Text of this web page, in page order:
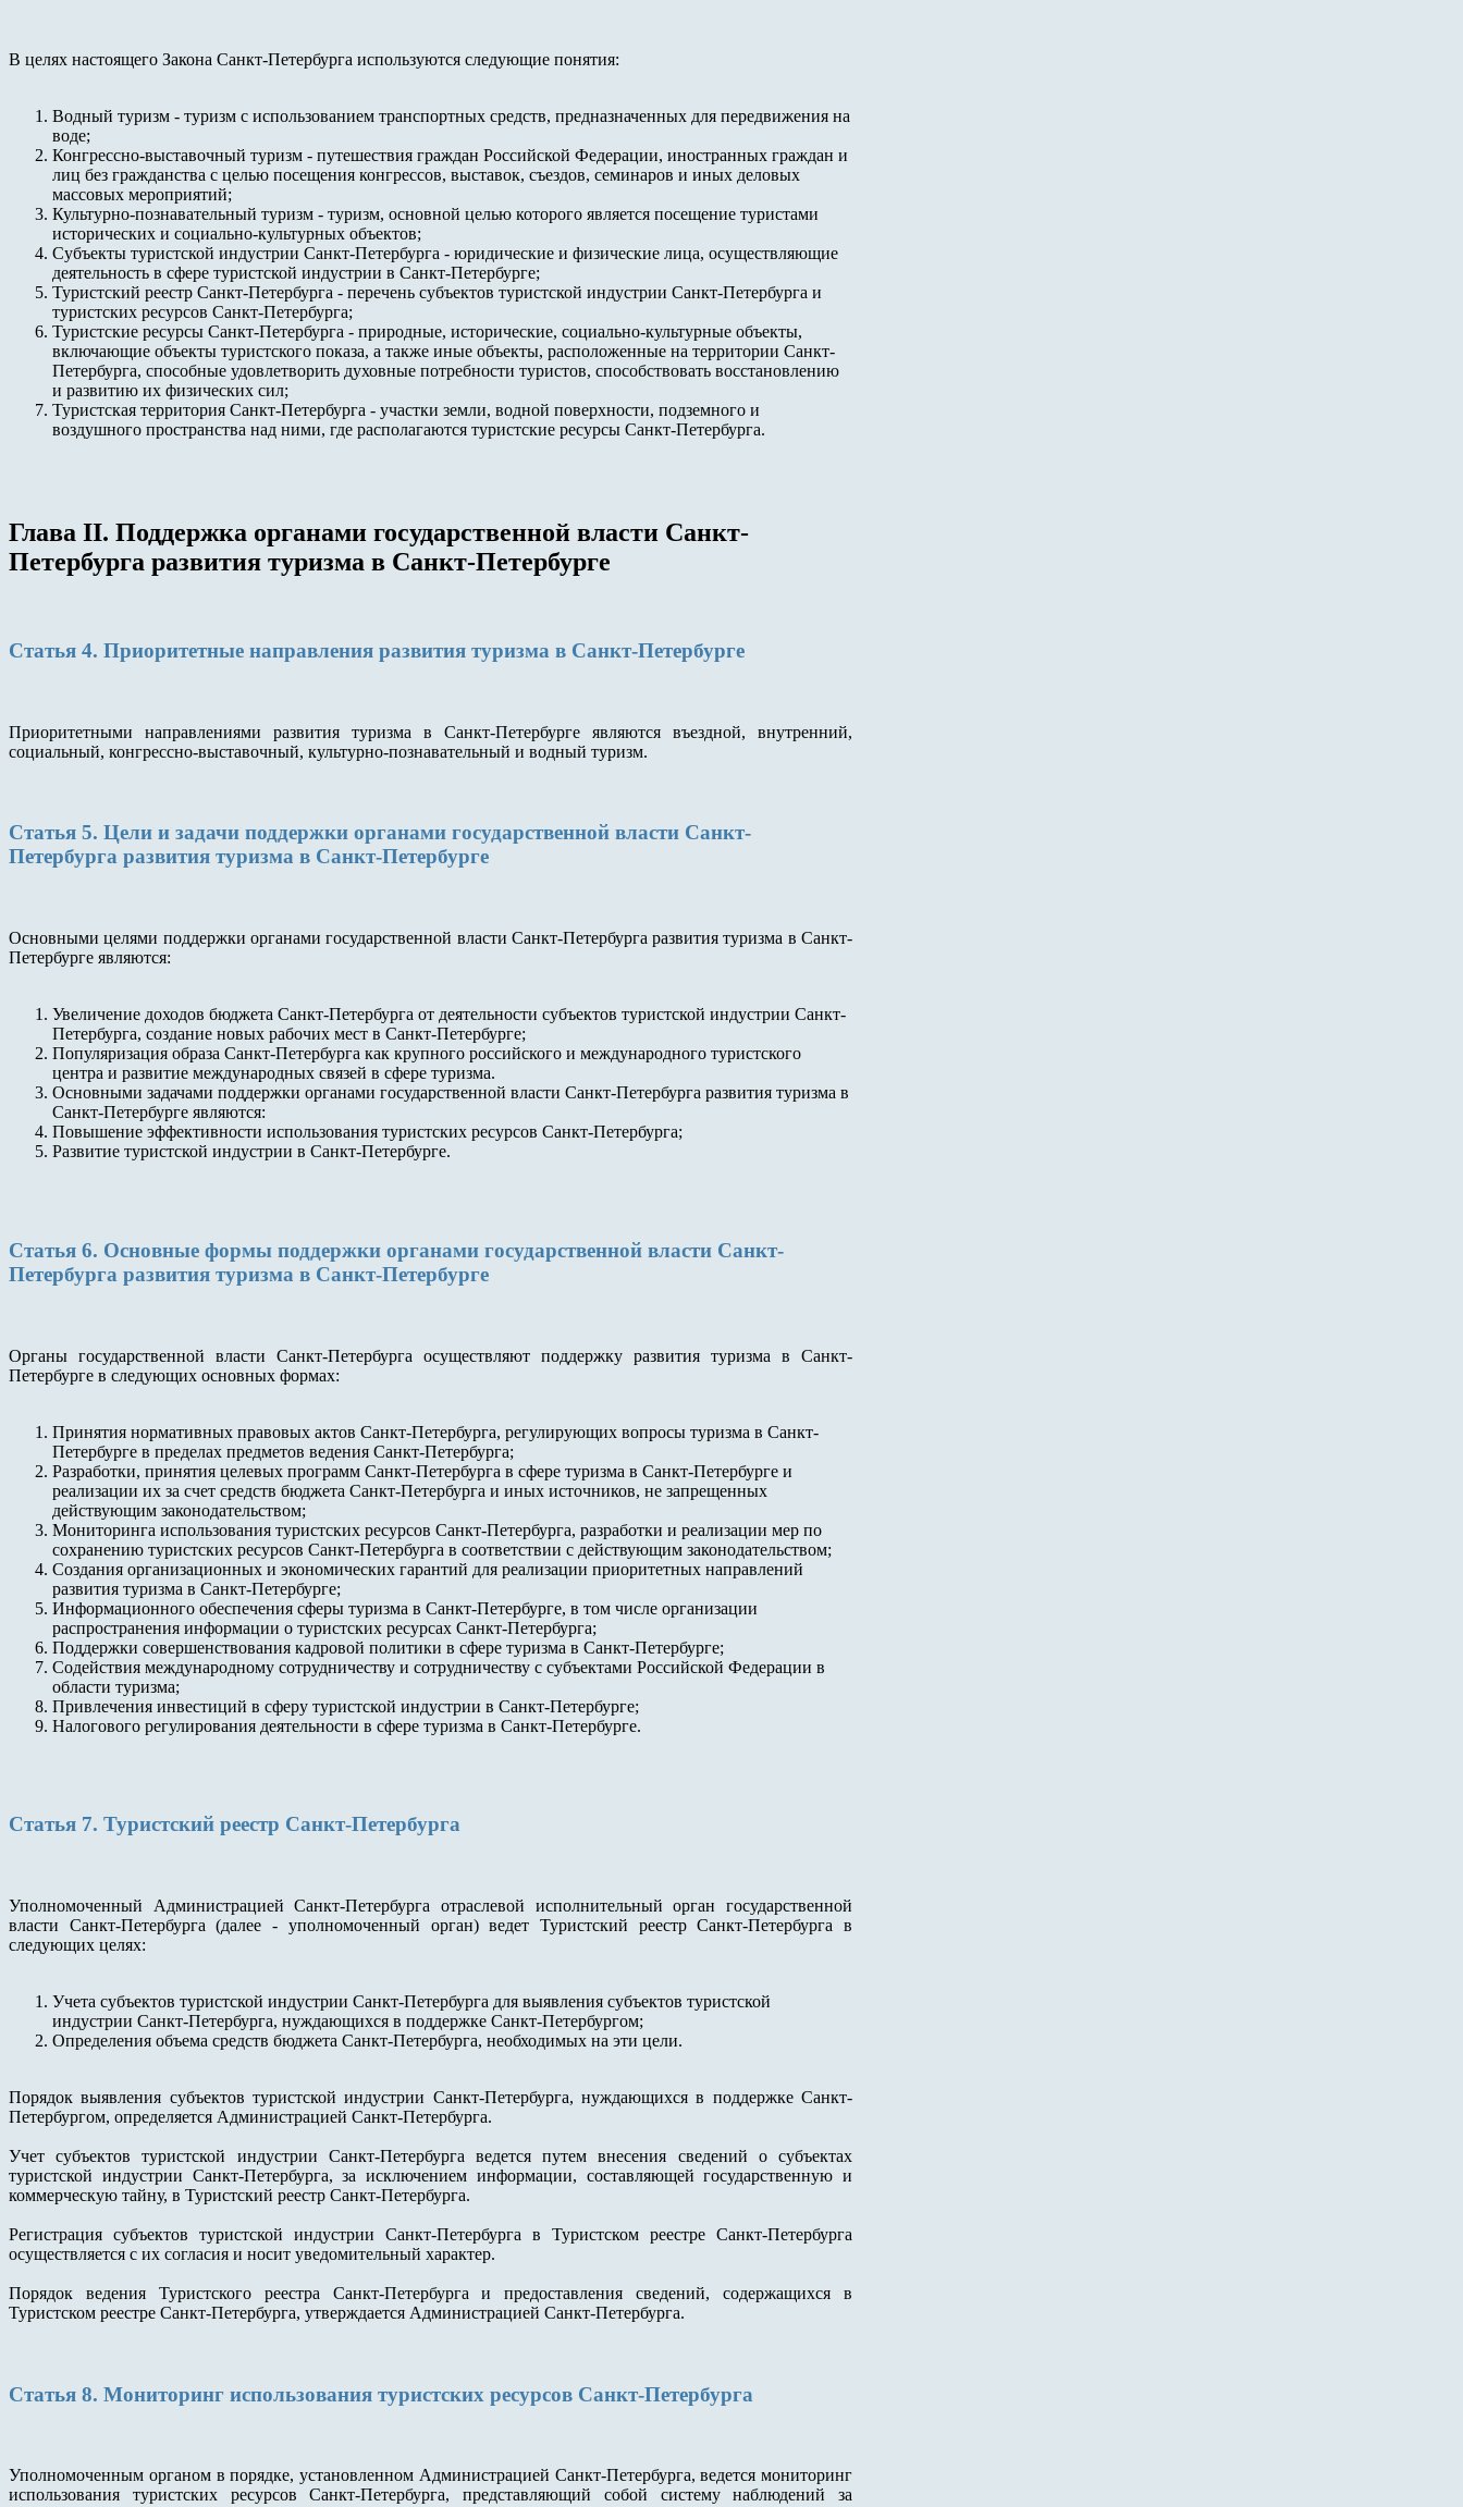
В целях настоящего Закона Санкт-Петербурга используются следующие понятия:
Водный туризм - туризм с использованием транспортных средств, предназначенных для передвижения на
воде;
Конгрессно-выставочный туризм - путешествия граждан Российской Федерации, иностранных граждан и
лиц без гражданства с целью посещения конгрессов, выставок, съездов, семинаров и иных деловых
массовых мероприятий;
Культурно-познавательный туризм - туризм, основной целью которого является посещение туристами
исторических и социально-культурных объектов;
Субъекты туристской индустрии Санкт-Петербурга - юридические и физические лица, осуществляющие
деятельность в сфере туристской индустрии в Санкт-Петербурге;
Туристский реестр Санкт-Петербурга - перечень субъектов туристской индустрии Санкт-Петербурга и
туристских ресурсов Санкт-Петербурга;
Туристские ресурсы Санкт-Петербурга - природные, исторические, социально-культурные объекты,
включающие объекты туристского показа, а также иные объекты, расположенные на территории Санкт-
Петербурга, способные удовлетворить духовные потребности туристов, способствовать восстановлению
и развитию их физических сил;
Туристская территория Санкт-Петербурга - участки земли, водной поверхности, подземного и
воздушного пространства над ними, где располагаются туристские ресурсы Санкт-Петербурга.
Глава II. Поддержка органами государственной власти Санкт-
Петербурга развития туризма в Санкт-Петербурге
Статья 4. Приоритетные направления развития туризма в Санкт-Петербурге
Приоритетными направлениями развития туризма в Санкт-Петербурге являются въездной, внутренний,
социальный, конгрессно-выставочный, культурно-познавательный и водный туризм.
Статья 5. Цели и задачи поддержки органами государственной власти Санкт-
Петербурга развития туризма в Санкт-Петербурге
Основными целями поддержки органами государственной власти Санкт-Петербурга развития туризма в Санкт-
Петербурге являются:
Увеличение доходов бюджета Санкт-Петербурга от деятельности субъектов туристской индустрии Санкт-
Петербурга, создание новых рабочих мест в Санкт-Петербурге;
Популяризация образа Санкт-Петербурга как крупного российского и международного туристского
центра и развитие международных связей в сфере туризма.
Основными задачами поддержки органами государственной власти Санкт-Петербурга развития туризма в
Санкт-Петербурге являются:
Повышение эффективности использования туристских ресурсов Санкт-Петербурга;
Развитие туристской индустрии в Санкт-Петербурге.
Статья 6. Основные формы поддержки органами государственной власти Санкт-
Петербурга развития туризма в Санкт-Петербурге
Органы государственной власти Санкт-Петербурга осуществляют поддержку развития туризма в Санкт-
Петербурге в следующих основных формах:
Принятия нормативных правовых актов Санкт-Петербурга, регулирующих вопросы туризма в Санкт-
Петербурге в пределах предметов ведения Санкт-Петербурга;
Разработки, принятия целевых программ Санкт-Петербурга в сфере туризма в Санкт-Петербурге и
реализации их за счет средств бюджета Санкт-Петербурга и иных источников, не запрещенных
действующим законодательством;
Мониторинга использования туристских ресурсов Санкт-Петербурга, разработки и реализации мер по
сохранению туристских ресурсов Санкт-Петербурга в соответствии с действующим законодательством;
Создания организационных и экономических гарантий для реализации приоритетных направлений
развития туризма в Санкт-Петербурге;
Информационного обеспечения сферы туризма в Санкт-Петербурге, в том числе организации
распространения информации о туристских ресурсах Санкт-Петербурга;
Поддержки совершенствования кадровой политики в сфере туризма в Санкт-Петербурге;
Содействия международному сотрудничеству и сотрудничеству с субъектами Российской Федерации в
области туризма;
Привлечения инвестиций в сферу туристской индустрии в Санкт-Петербурге;
Налогового регулирования деятельности в сфере туризма в Санкт-Петербурге.
Статья 7. Туристский реестр Санкт-Петербурга
Уполномоченный Администрацией Санкт-Петербурга отраслевой исполнительный орган государственной
власти Санкт-Петербурга (далее - уполномоченный орган) ведет Туристский реестр Санкт-Петербурга в
следующих целях:
Учета субъектов туристской индустрии Санкт-Петербурга для выявления субъектов туристской
индустрии Санкт-Петербурга, нуждающихся в поддержке Санкт-Петербургом;
Определения объема средств бюджета Санкт-Петербурга, необходимых на эти цели.
Порядок выявления субъектов туристской индустрии Санкт-Петербурга, нуждающихся в поддержке Санкт-
Петербургом, определяется Администрацией Санкт-Петербурга.
Учет субъектов туристской индустрии Санкт-Петербурга ведется путем внесения сведений о субъектах
туристской индустрии Санкт-Петербурга, за исключением информации, составляющей государственную и
коммерческую тайну, в Туристский реестр Санкт-Петербурга.
Регистрация субъектов туристской индустрии Санкт-Петербурга в Туристском реестре Санкт-Петербурга
осуществляется с их согласия и носит уведомительный характер.
Порядок ведения Туристского реестра Санкт-Петербурга и предоставления сведений, содержащихся в
Туристском реестре Санкт-Петербурга, утверждается Администрацией Санкт-Петербурга.
Статья 8. Мониторинг использования туристских ресурсов Санкт-Петербурга
Уполномоченным органом в порядке, установленном Администрацией Санкт-Петербурга, ведется мониторинг
использования туристских ресурсов Санкт-Петербурга, представляющий собой систему наблюдений за